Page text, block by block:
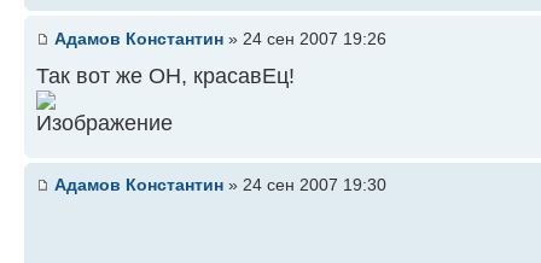
Адамов Константин » 24 сен 2007 19:26
Так вот же ОН, красавЕц!
Адамов Константин » 24 сен 2007 19:30